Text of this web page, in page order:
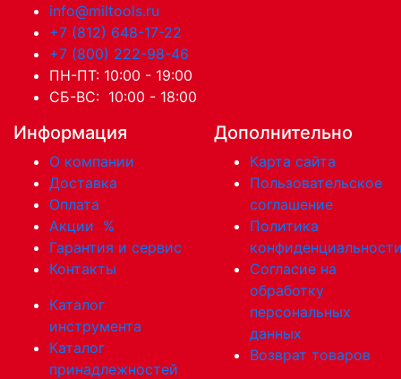
info@miltools.ru
+7 (812) 648-17-22
+7 (800) 222-98-46
ПН-ПТ: 10:00 - 19:00
СБ-ВС: 10:00 - 18:00
Информация
О компании
Доставка
Оплата
Акции %
Гарантия и сервис
Контакты
Каталог
инструмента
Каталог
принадлежностей
Дополнительно
Карта сайта
Пользовательское
соглашение
Политика
Согласие на
обработку
персональных
данных
Возврат товаров